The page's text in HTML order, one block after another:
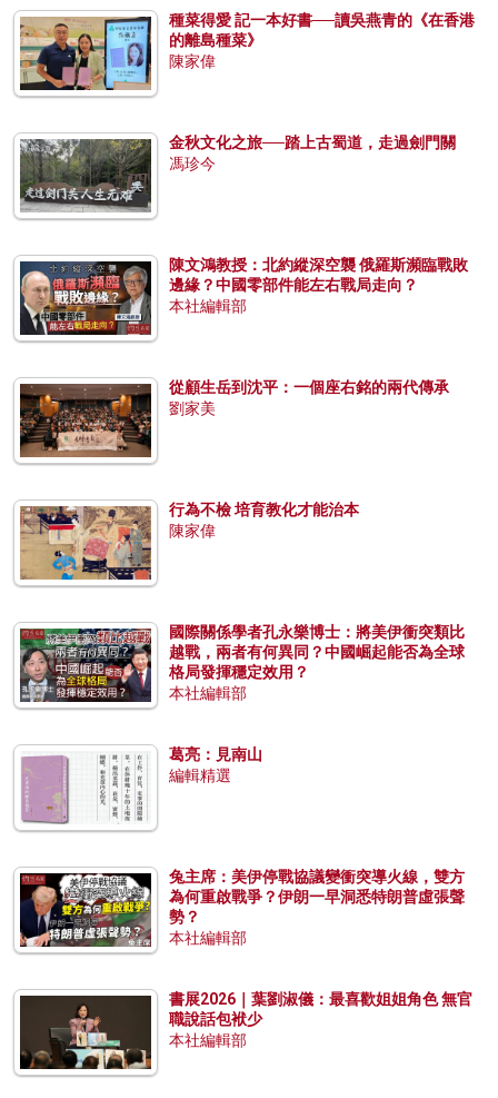
種菜得愛 記一本好書──讀吳燕青的《在香港
的離島種菜》
陳家偉
金秋文化之旅──踏上古蜀道，走過劍門關
馮珍今
陳文鴻教授：北約縱深空襲 俄羅斯瀕臨戰敗
邊緣？中國零部件能左右戰局走向？
本社編輯部
從顧生岳到沈平：一個座右銘的兩代傳承
劉家美
行為不檢 培育教化才能治本
陳家偉
國際關係學者孔永樂博士：將美伊衝突類比
越戰，兩者有何異同？中國崛起能否為全球
格局發揮穩定效用？
本社編輯部
葛亮：見南山
編輯精選
兔主席：美伊停戰協議變衝突導火線，雙方
為何重啟戰爭？伊朗一早洞悉特朗普虛張聲
勢？
本社編輯部
書展2026｜葉劉淑儀：最喜歡姐姐角色 無官
職說話包袱少
本社編輯部